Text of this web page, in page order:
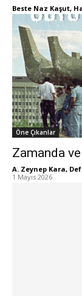
Beste Naz Kaşut,
Öne Çıkanlar
Zamanda ve
A. Zeynep Kara,
1 Mayıs 2026